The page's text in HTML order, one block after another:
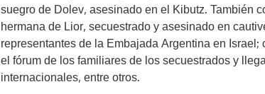
suegro de Dolev, asesinado en el Kibutz. También
hermana de Lior, secuestrado y asesinado en
representantes de la Embajada Argentina en
el fórum de los familiares de los secuestrados y
internacionales, entre otros.